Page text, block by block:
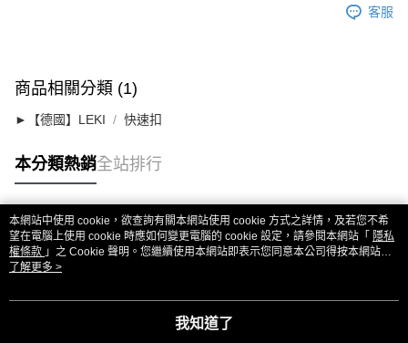
客服
商品相關分類 (1)
►【德國】LEKI 快速扣
本分類熱銷全站排行
熱門標籤
本網站中使用 cookie，欲查詢有關本網站使用 cookie 方式之詳情，及若您不希
望在電腦上使用 cookie 時應如何變更電腦的 cookie 設定，請參閱本網站「 隱私
權條款 」之 Cookie 聲明。您繼續使用本網站即表示您同意本公司得按本網站使
用條款之 Cookie 聲明使用 cookie。
了解更多 >
我知道了